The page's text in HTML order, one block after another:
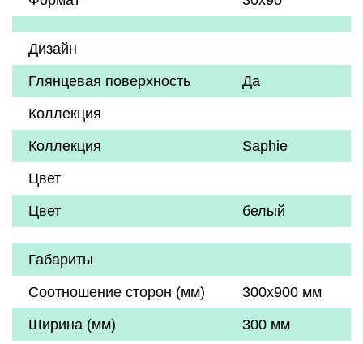
Дизайн
Глянцевая поверхность
Да
Коллекция
Коллекция
Saphie
Цвет
Цвет
белый
Габариты
Соотношение сторон (мм)
300x900 мм
Ширина (мм)
300 мм